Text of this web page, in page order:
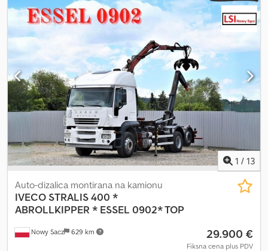
(ESP), grejač za parkiranje, klima uređaj, IVECO STRALIS 400
Sistem kuka + DIZALICA / 6x2 BEZ NESREĆA U DOBROM STANJU!
? GODINA PROIZVODNJE: 2006 ? KILOMETRAŽA: 253.000 km
OPREMA: ? ABS ? ASR ? CENTRALNO ZAKLJUČAVANJE Crodpfxey
Dngmo Ap Iof ? ELEKTRIČNI PROZORI ? ELEKTRIČNI RETROVIZORI
? SERVO UPRAVLJAČ ? TAHOGRAF NOSIVOST: 12.000 kg UKUPNA
MASA: 26.000 kg MEĐUOSOVINSKO RASTOJANJE: 480 / 140 cm
DIMENZIJE GUMA: 315/80R22,5 VEŠANJE: PREDNJI: OPRUGE
ZADNJI: VAZDUŠNI DIZALICA: ESSEL 0902 TEL: * KUBA - POLJSKI,
ENGLESKI, NEMAČKI, ITALIJANSKI * SEBASTIAN - POLJSKI,
NEMAČKI, ITALIJANSKI, ????? * LASZLO - MAĐARSKI * COSTEL -
RUMUNSKI (Română – radimo svu izvoznu dokumentaciju
uključujući i tablice) RADEK - ?????
1 / 13
Nowy Sacz 629 km
Auto-dizalica montirana na kamionu
IVECO STRALIS 400 *
ABROLLKIPPER * ESSEL 0902* TOP
29.900 €
Fiksna cena plus PDV